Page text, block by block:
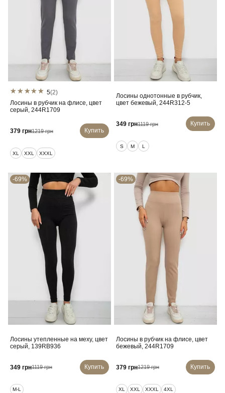
5(2)
Лосины в рубчик на флисе, цвет
серый, 244R1709
379 грн1219 грн Купить
XL XXL XXXL
Лосины однотонные в рубчик,
цвет бежевый, 244R312-5
349 грн1119 грн Купить
S M L
-69%
Лосины утепленные на меху, цвет
серый, 139RB936
349 грн1119 грн Купить
M-L
-69%
Лосины в рубчик на флисе, цвет
бежевый, 244R1709
379 грн1219 грн Купить
XL XXL XXXL 4XL